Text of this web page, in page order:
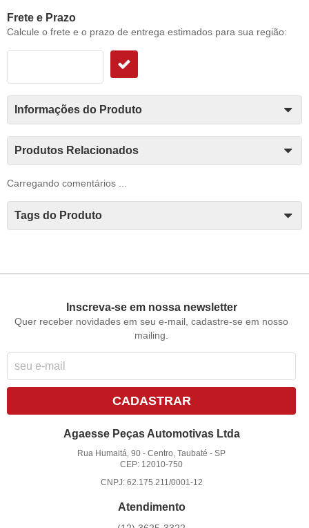
Frete e Prazo
Calcule o frete e o prazo de entrega estimados para sua região:
Informações do Produto
Produtos Relacionados
Carregando comentários ...
Tags do Produto
Inscreva-se em nossa newsletter
Quer receber novidades em seu e-mail, cadastre-se em nosso
mailing.
CADASTRAR
Agaesse Peças Automotivas Ltda
Rua Humaitá, 90 -Centro, Taubaté -SP
CEP: 12010-750
CNPJ: 62.175.211/0001-12
Atendimento